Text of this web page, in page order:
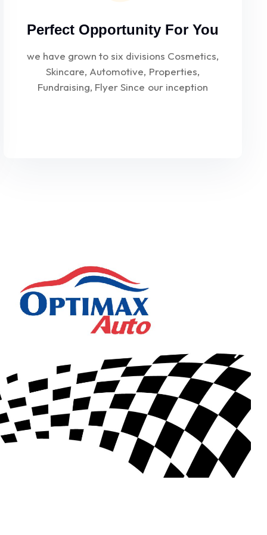
Perfect Opportunity For You
we have grown to six divisions Cosmetics,
Skincare, Automotive, Properties,
Fundraising, Flyer Since our inception